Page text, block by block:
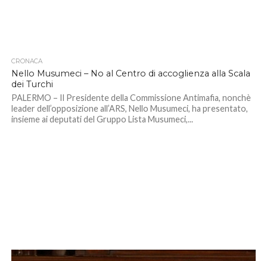
CRONACA
Nello Musumeci – No al Centro di accoglienza alla Scala
dei Turchi
PALERMO – Il Presidente della Commissione Antimafia, nonchè
leader dell’opposizione all’ARS, Nello Musumeci, ha presentato,
insieme ai deputati del Gruppo Lista Musumeci,...